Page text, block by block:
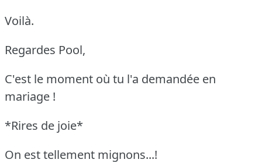
Voilà.
Regardes Pool,
C'est le moment où tu l'a demandée en
mariage !
*Rires de joie*
On est tellement mignons...!